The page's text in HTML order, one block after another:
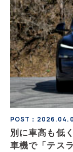
POST：
別に車高も低
車機で「テス